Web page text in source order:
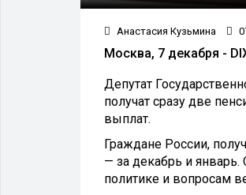
Анастасия Кузьмина
Москва, 7 декабря -
Депутат
получат сразу две
выплат.
Граждане России,
— за декабрь и
политике и вопросам